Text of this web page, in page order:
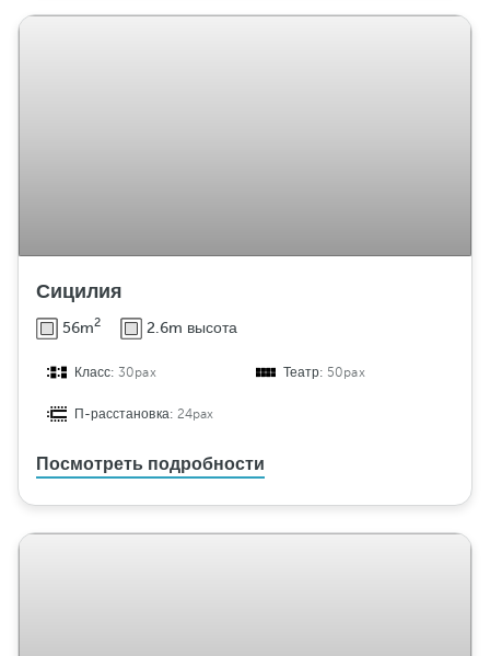
Сицилия
56m2 2.6m высота
Класс:30pax Театр: 50pax
П-расстановка: 24pax
Посмотреть подробности